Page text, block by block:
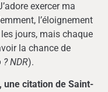
exercer ma
l’éloignement
jours, mais chaque
la chance de
NDR).
une citation de Saint-